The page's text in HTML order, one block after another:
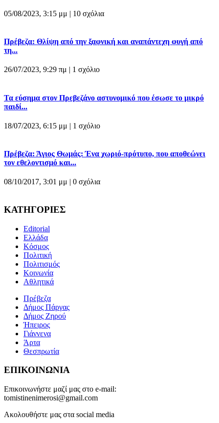
05/08/2023, 3:15 μμ | 10 σχόλια
Πρέβεζα: Θλίψη από την ξαφνική και αναπάντεχη φυγή από
τη...
26/07/2023, 9:29 πμ | 1 σχόλιο
Τα εύσημα στον Πρεβεζάνο αστυνομικό που έσωσε το μικρό
παιδί...
18/07/2023, 6:15 μμ | 1 σχόλιο
Πρέβεζα: Άγιος Θωμάς: Ένα χωριό-πρότυπο, που αποθεώνει
τον εθελοντισμό και...
08/10/2017, 3:01 μμ | 0 σχόλια
ΚΑΤΗΓΟΡΙΕΣ
Editorial
Ελλάδα
Κόσμος
Πολιτική
Πολιτισμός
Κοινωνία
Αθλητικά
Πρέβεζα
Δήμος Πάργας
Δήμος Ζηρού
Ήπειρος
Γιάννενα
Άρτα
Θεσπρωτία
ΕΠΙΚΟΙΝΩΝΙΑ
Επικοινωνήστε μαζί μας στο e-mail:
tomistinenimerosi@gmail.com
Ακολουθήστε μας στα social media